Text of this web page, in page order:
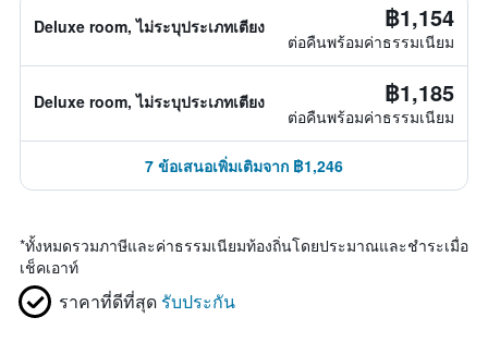
Deluxe room, ไม่ระบุประเภทเตียง ฿1,154
ต่อคืนพร้อมค่าธรรมเนียม
Deluxe room, ไม่ระบุประเภทเตียง ฿1,185
ต่อคืนพร้อมค่าธรรมเนียม
7 ข้อเสนอเพิ่มเติมจาก ฿1,246
*ทั้งหมดรวมภาษีและค่าธรรมเนียมท้องถิ่นโดยประมาณและชำระเมื่อ
เช็คเอาท์
ราคาที่ดีที่สุด รับประกัน